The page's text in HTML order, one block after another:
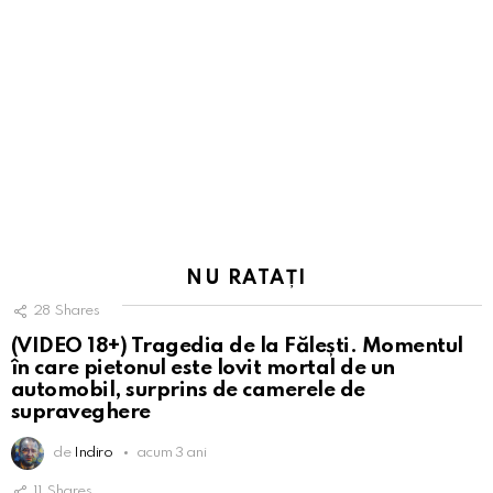
NU RATAȚI
28 Shares
(VIDEO 18+) Tragedia de la Fălești. Momentul
în care pietonul este lovit mortal de un
automobil, surprins de camerele de
supraveghere
de Indiro acum 3 ani